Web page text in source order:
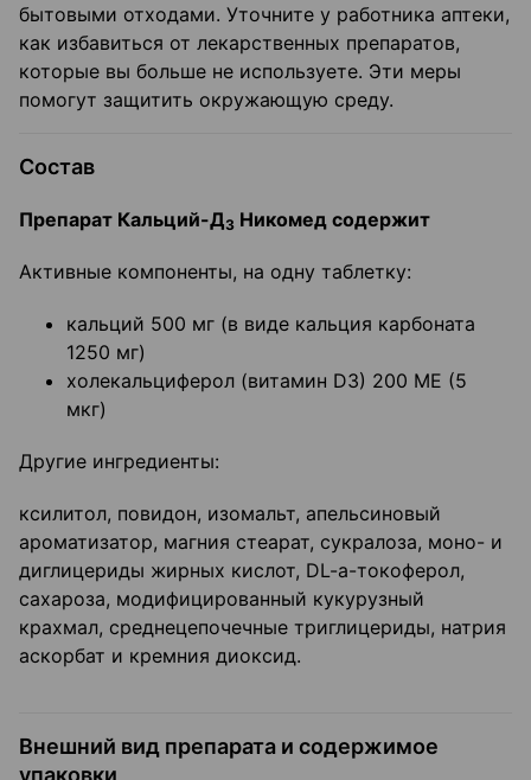
бытовыми отходами. Уточните у работника аптеки,
как избавиться от лекарственных препаратов,
которые вы больше не используете. Эти меры
помогут защитить окружающую среду.
Состав
Препарат Кальций-Д3 Никомед содержит
Активные компоненты, на одну таблетку:
кальций 500 мг (в виде кальция карбоната
1250 мг)
холекальциферол (витамин D3) 200 ME (5
мкг)
Другие ингредиенты:
ксилитол, повидон, изомальт, апельсиновый
ароматизатор, магния стеарат, сукралоза, моно- и
диглицериды жирных кислот, DL-a-токоферол,
сахароза, модифицированный кукурузный
крахмал, среднецепочечные триглицериды, натрия
аскорбат и кремния диоксид.
Внешний вид препарата и содержимое